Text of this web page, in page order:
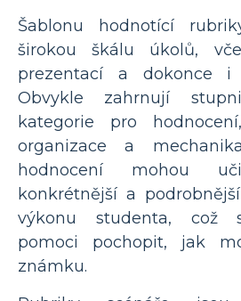
Šablonu hodnotící
širokou škálu úkolů,
prezentací a dokonce
Obvykle zahrnují
kategorie pro
organizace a
hodnocení mohou
konkrétnější a
výkonu studenta, což
pomoci pochopit, jak
známku.